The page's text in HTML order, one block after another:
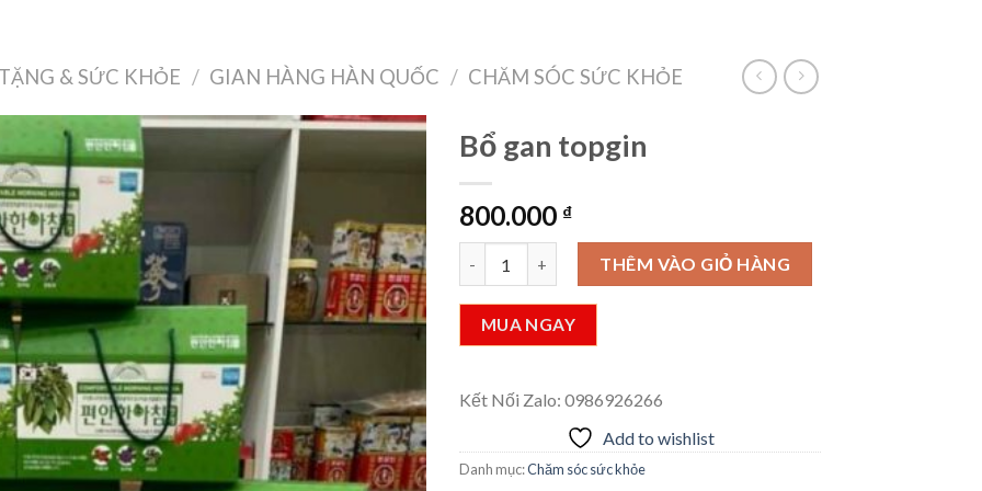
& SỨC KHỎE / GIAN HÀNG HÀN QUỐC / CHĂM SÓC SỨC KHỎE
Add to
wishlist
Bổ gan topgin
800.000 ₫
Bổ gan topgin số lượngTHÊM VÀO GIỎ HÀNG
MUA NGAY
Kết Nối Zalo: 0986926266
Add to wishlist
Danh mục:Chăm sóc sức khỏe